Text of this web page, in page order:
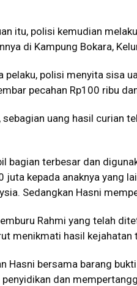
itu, polisi kemudian
di Kampung Bokara,
pelaku, polisi menyita sisa
pecahan Rp100 ribu
uang hasil curian
bagian terbesar dan
juta kepada anaknya yang
Sedangkan Hasni
Rahmi yang telah
menikmati hasil kejahatan
Hasni bersama barang
dan